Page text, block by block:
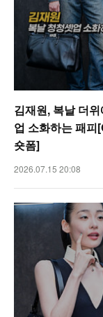
김재원, 복날 더
업 소화하는 패피
숏폼]
2026.07.15 20:08